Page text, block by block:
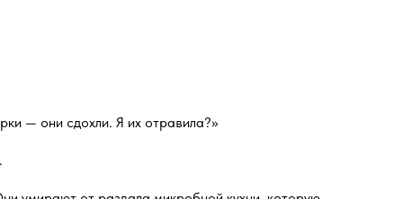
— они сдохли. Я их отравила?»